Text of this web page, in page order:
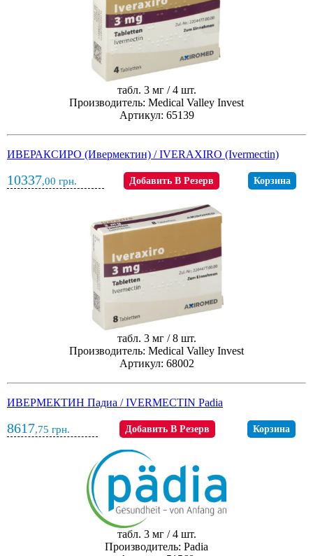
табл. 3 мг / 4 шт.
Производитель: Medical Valley Invest
Артикул: 65139
ИВЕРАКСИРО (Ивермектин) / IVERAXIRO (Ivermectin)
10337,00 грн. Добавить В Резерв Корзина
табл. 3 мг / 8 шт.
Производитель: Medical Valley Invest
Артикул: 68002
ИВЕРМЕКТИН Падиа / IVERMECTIN Padia
8617,75 грн. Добавить В Резерв Корзина
табл. 3 мг / 4 шт.
Производитель: Padia